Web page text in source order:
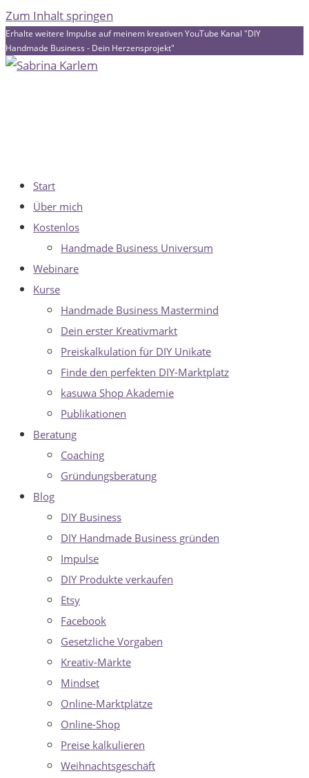
Zum Inhalt springen
Erhalte weitere Impulse auf meinem kreativen YouTube Kanal "DIY
Handmade Business - Dein Herzensprojekt"
Start
Über mich
Kostenlos
Handmade Business Universum
Webinare
Kurse
Handmade Business Mastermind
Dein erster Kreativmarkt
Preiskalkulation für DIY Unikate
Finde den perfekten DIY-Marktplatz
kasuwa Shop Akademie
Publikationen
Beratung
Coaching
Gründungsberatung
Blog
DIY Business
DIY Handmade Business gründen
Impulse
DIY Produkte verkaufen
Etsy
Facebook
Gesetzliche Vorgaben
Kreativ-Märkte
Mindset
Online-Marktplätze
Online-Shop
Preise kalkulieren
Weihnachtsgeschäft